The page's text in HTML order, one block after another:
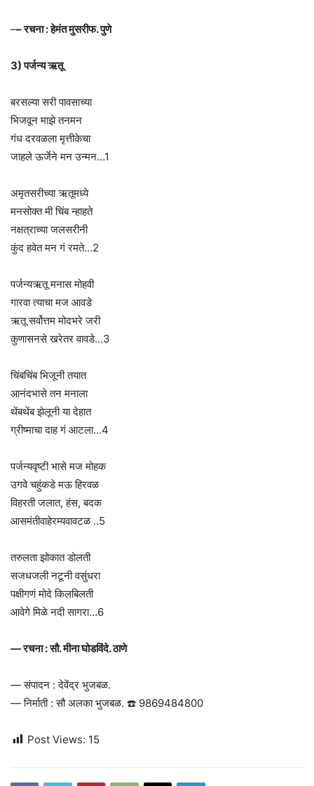
–– रचना : हेमंत मुसरीफ. पुणे
3) पर्जन्य ऋतू
बरसल्या सरी पावसाच्या
भिजवून माझे तनमन
गंध दरवळला मृत्तीकेचा
जाहले ऊर्जेने मन उन्मन…1
अमृतसरीच्या ऋतूमध्ये
मनसोक्त मी चिंब न्हाहते
नक्षत्राच्या जलसरीनी
कुंद हवेत मन गं रमते…2
पर्जन्यऋतू मनास मोहवी
गारवा त्याचा मज आवडे
ऋतू सर्वोत्तम मोदभरे जरी
कुणासनसे खरेतर वावडे…3
चिंबचिंब भिजूनी तयात
आनंदभासे तन मनाला
थेंबथेंब झेलूनी या देहात
ग्रीष्माचा दाह गं आटला…4
पर्जन्यवृष्टी भासे मज मोहक
उगवे चहुंकडे मऊ हिरवळ
विहरती जलात, हंस, बदक
आसमंतीवाहेरम्यवावटळ ..5
तरुलता झोकात डोलती
सजधजली नटूनी वसुंधरा
पक्षीगणं मोदे किलबिलती
आवेगे मिळे नदी सागरा…6
— रचना : सौ. मीना घोडविंदे. ठाणे
— संपादन : देवेंद्र भुजबळ.
— निर्माती : सौ अलका भुजबळ. ☎️ 9869484800
Post Views: 15